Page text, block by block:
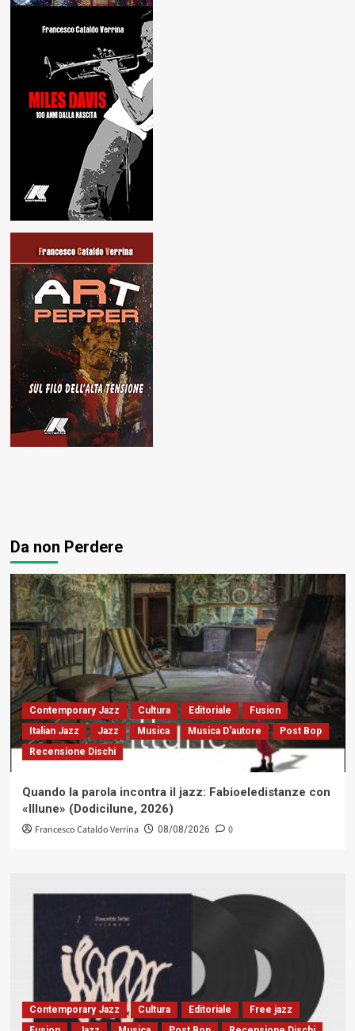
Da non Perdere
Contemporary Jazz Cultura Editoriale
Fusion
Italian Jazz
Jazz Musica Musica D'autore
Post Bop
Recensione Dischi
Quando la parola incontra il jazz: Fabioeledistanze con
«Illune» (Dodicilune, 2026)
Francesco Cataldo Verrina 08/08/2026 0
Contemporary Jazz Cultura Editoriale
Free jazz